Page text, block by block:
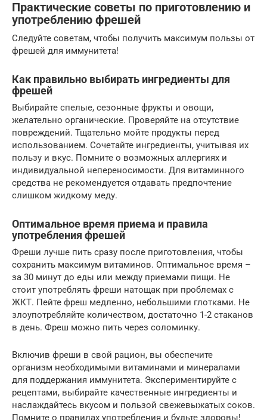
Практические советы по приготовлению и
употреблению фрешей
Следуйте советам, чтобы получить максимум пользы от
фрешей для иммунитета!
Как правильно выбирать ингредиенты для
фрешей
Выбирайте спелые, сезонные фрукты и овощи,
желательно органические. Проверяйте на отсутствие
повреждений. Тщательно мойте продукты перед
использованием. Сочетайте ингредиенты, учитывая их
пользу и вкус. Помните о возможных аллергиях и
индивидуальной непереносимости. Для витаминного
средства не рекомендуется отдавать предпочтение
слишком жидкому меду.
Оптимальное время приема и правила
употребления фрешей
Фреши лучше пить сразу после приготовления, чтобы
сохранить максимум витаминов. Оптимальное время –
за 30 минут до еды или между приемами пищи. Не
стоит употреблять фреши натощак при проблемах с
ЖКТ. Пейте фреш медленно, небольшими глотками. Не
злоупотребляйте количеством, достаточно 1-2 стаканов
в день. Фреш можно пить через соломинку.
Включив фреши в свой рацион, вы обеспечите
организм необходимыми витаминами и минералами
для поддержания иммунитета. Экспериментируйте с
рецептами, выбирайте качественные ингредиенты и
наслаждайтесь вкусом и пользой свежевыжатых соков.
Помните о правилах употребления и будьте здоровы!